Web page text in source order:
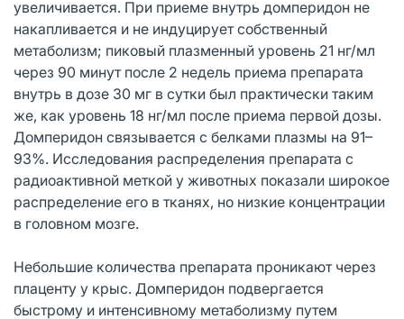
увеличивается. При приеме внутрь домперидон не
накапливается и не индуцирует собственный
метаболизм; пиковый плазменный уровень 21 нг/мл
через 90 минут после 2 недель приема препарата
внутрь в дозе 30 мг в сутки был практически таким
же, как уровень 18 нг/мл после приема первой дозы.
Домперидон связывается с белками плазмы на 91–
93%. Исследования распределения препарата с
радиоактивной меткой у животных показали широкое
распределение его в тканях, но низкие концентрации
в головном мозге.
Небольшие количества препарата проникают через
плаценту у крыс. Домперидон подвергается
быстрому и интенсивному метаболизму путем